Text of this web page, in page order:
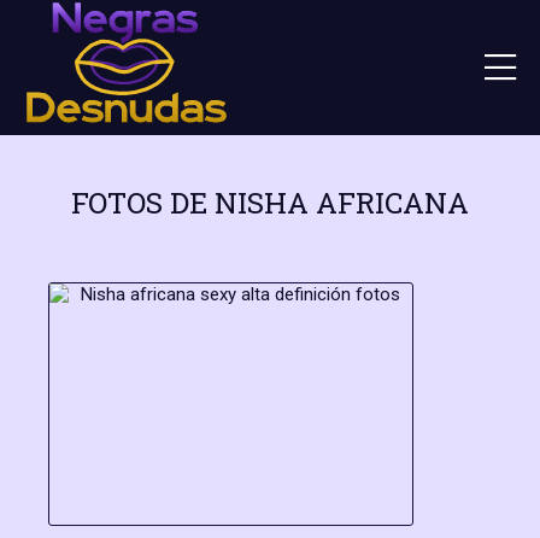
FOTOS DE NISHA AFRICANA